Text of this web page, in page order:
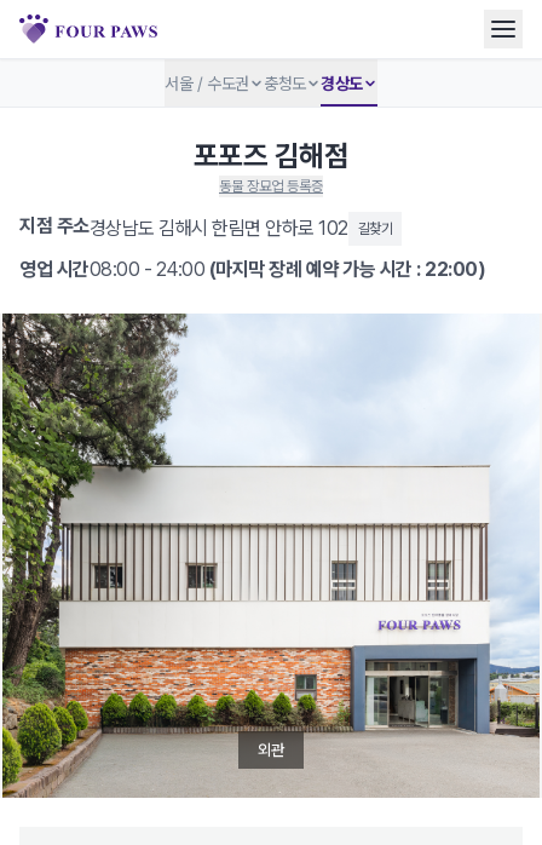
서울 / 수도권 충청도 경상도
포포즈 김해점
동물 장묘업 등록증
지점 주소경상남도 김해시 한림면 안하로 102 길찾기
영업 시간08:00 - 24:00 (마지막 장례 예약 가능 시간 : 22:00)
외관